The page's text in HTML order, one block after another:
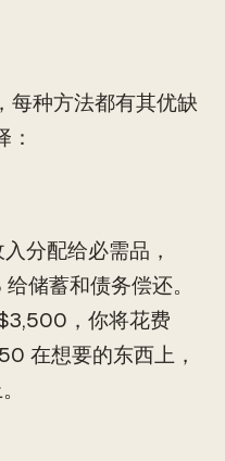
每种方法都有其优缺
分配给必需品，
储蓄和债务偿还。
，你将花费
在想要的东西上，